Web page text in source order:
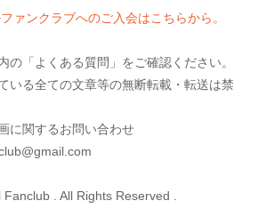
ァンクラブへのご入会はこちらから。
「よくある質問」をご確認ください。
いる全ての文章等の無断転載・転送は禁
に関するお問い合わせ
. All Rights Reserved .